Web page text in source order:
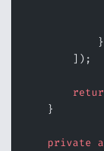
        ]);
    }
    private